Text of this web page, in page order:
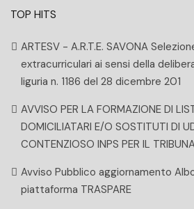
TOP HITS
ARTESV - A.R.T.E. SAVONA
extracurriculari ai sensi della
liguria n. 1186 del 28 dicembre 201
AVVISO PER LA FORMAZIONE DI
DOMICILIATARI E/O SOSTITUTI DI
CONTENZIOSO INPS PER IL
Avviso Pubblico aggiornamento
piattaforma TRASPARE